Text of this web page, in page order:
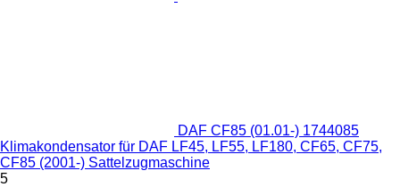
DAF CF85 (01.01-) 1744085
Klimakondensator für DAF LF45, LF55, LF180, CF65, CF75,
CF85 (2001-) Sattelzugmaschine
5